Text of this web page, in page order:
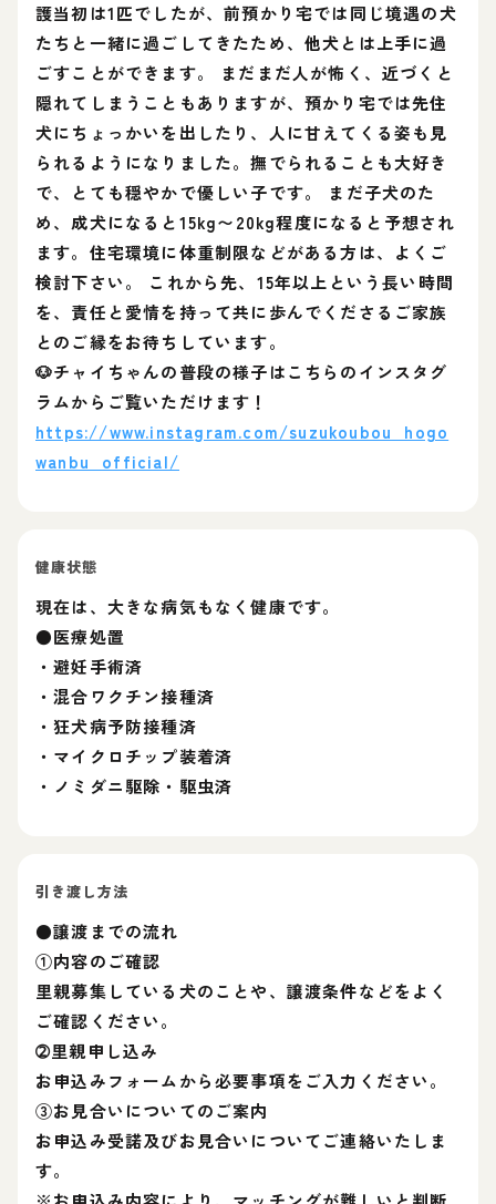
護当初は1匹でしたが、前預かり宅では同じ境遇の犬
たちと一緒に過ごしてきたため、他犬とは上手に過
ごすことができます。 まだまだ人が怖く、近づくと
隠れてしまうこともありますが、預かり宅では先住
犬にちょっかいを出したり、人に甘えてくる姿も見
られるようになりました。撫でられることも大好き
で、とても穏やかで優しい子です。 まだ子犬のた
め、成犬になると15kg〜20kg程度になると予想され
ます。住宅環境に体重制限などがある方は、よくご
検討下さい。 これから先、15年以上という長い時間
を、責任と愛情を持って共に歩んでくださるご家族
とのご縁をお待ちしています。
🐶チャイちゃんの普段の様子はこちらのインスタグ
ラムからご覧いただけます！
https://www.instagram.com/suzukoubou_hogo
wanbu_official/
健康状態
現在は、大きな病気もなく健康です。
●医療処置
・避妊手術済
・混合ワクチン接種済
・狂犬病予防接種済
・マイクロチップ装着済
・ノミダニ駆除・駆虫済
引き渡し方法
●譲渡までの流れ
①内容のご確認
里親募集している犬のことや、譲渡条件などをよく
ご確認ください。
➁里親申し込み
お申込みフォームから必要事項をご入力ください。
③お見合いについてのご案内
お申込み受諾及びお見合いについてご連絡いたしま
す。